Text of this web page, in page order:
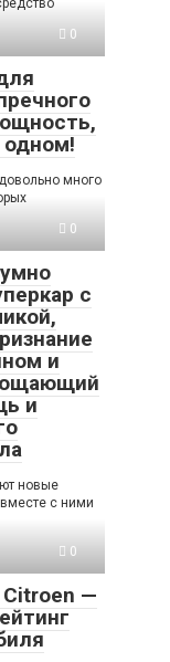
0
много
0
с
и
и
новые
с ними
0
—